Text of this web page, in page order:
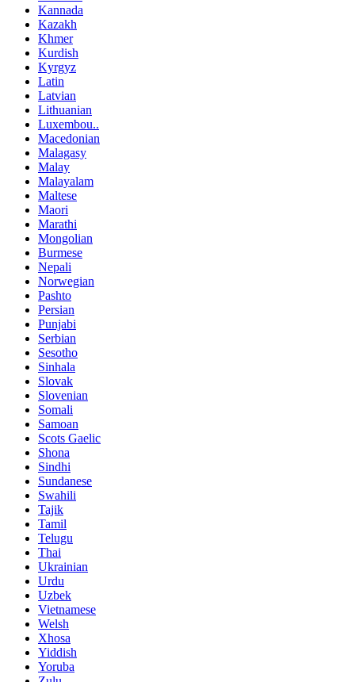
Kannada
Kazakh
Khmer
Kurdish
Kyrgyz
Latin
Latvian
Lithuanian
Luxembou..
Macedonian
Malagasy
Malay
Malayalam
Maltese
Maori
Marathi
Mongolian
Burmese
Nepali
Norwegian
Pashto
Persian
Punjabi
Serbian
Sesotho
Sinhala
Slovak
Slovenian
Somali
Samoan
Scots Gaelic
Shona
Sindhi
Sundanese
Swahili
Tajik
Tamil
Telugu
Thai
Ukrainian
Urdu
Uzbek
Vietnamese
Welsh
Xhosa
Yiddish
Yoruba